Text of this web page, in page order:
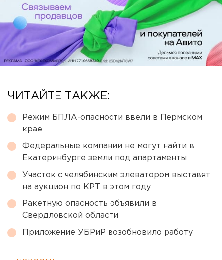
ЧИТАЙТЕ ТАКЖЕ:
Режим БПЛА-опасности ввели в Пермском
крае
Федеральные компании не могут найти в
Екатеринбурге земли под апартаменты
Участок с челябинским элеватором выставят
на аукцион по КРТ в этом году
Ракетную опасность объявили в
Свердловской области
Приложение УБРиР возобновило работу